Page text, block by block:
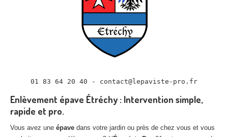
01 83 64 20 40 - contact@lepaviste-pro.fr
Enlèvement épave Étréchy : Intervention simple,
rapide et pro.
Vous avez une épave dans votre jardin ou près de chez vous et vous